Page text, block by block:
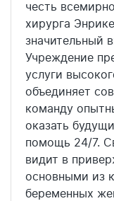
честь
хирурга
значительный
Учреждение
услуги
объединяет
команду
оказать
помощь 24/7.
видит в
основными из
беременных